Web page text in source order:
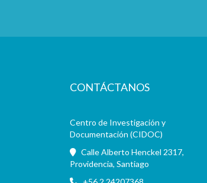
CONTÁCTANOS
Centro de Investigación y
Documentación (CIDOC)
Calle Alberto Henckel 2317,
Providencia, Santiago